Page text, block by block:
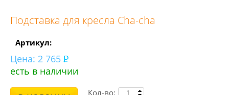
Подставка для кресла Cha-cha
Артикул:
Цена: 2 765
есть в наличии
Кол-во: